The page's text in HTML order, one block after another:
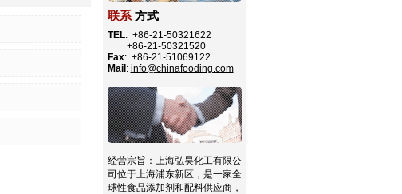
联系方式
TEL: +86-21-50321622
+86-21-50321520
Fax: +86-21-51069122
Mail : info@chinafooding.com
经营宗旨： 上海弘昊化工有限公
司位于上海浦东新区，是一家全
球性食品添加剂和配料供应商，